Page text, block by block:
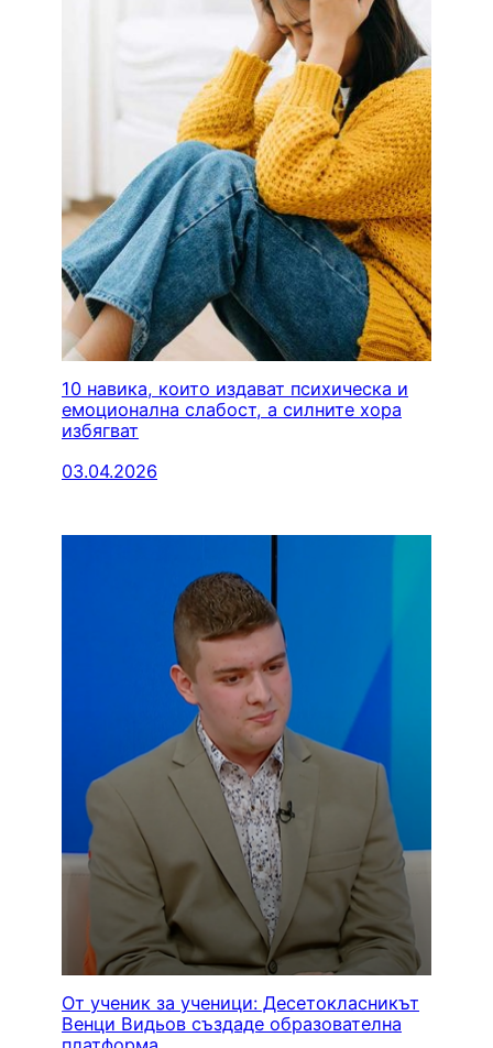
10 навика, които издават психическа и
емоционална слабост, а силните хора
избягват
03.04.2026
От ученик за ученици: Десетокласникът
Венци Видьов създаде образователна